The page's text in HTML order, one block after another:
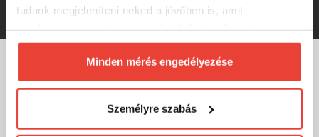
tudunk megjeleníteni neked a jövőben is, amit
biztosításához arra kérünk, hogy engedd meg
számunkra minden mérés használatát.
Természetesensoha semmilyen formában nem fogunk
megváltoztathatod a döntésed ezzel kapcsolatban.
Előre is köszönjük!
Minden mérés engedélyezése
Személyre szabás
2 666 Ft
MÁRKÁINK